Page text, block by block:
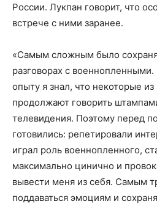
России. Лукпан говорит, что
встрече с ними заранее.
«Самым сложным было
разговорах с
опыту я знал, что некоторые
продолжают говорить
телевидения. Поэтому перед
готовились: репетировали
играл роль военнопленного,
максимально цинично и
вывести меня из себя. Самым
поддаваться эмоциям и